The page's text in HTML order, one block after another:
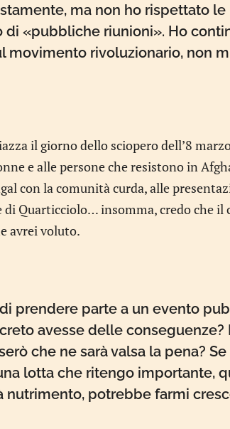
ma non ho rispettato
di «pubbliche riunioni». Ho
movimento rivoluzionario, non
il giorno dello sciopero dell’8
e alle persone che resistono in
con la comunità curda, alle
di Quarticciolo… insomma, credo che
avrei voluto.
prendere parte a un evento
avesse delle
che ne sarà valsa la pena?
lotta che ritengo importante,
nutrimento, potrebbe farmi